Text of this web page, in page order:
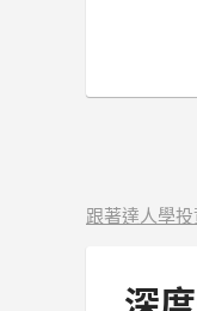
跟著達人學投